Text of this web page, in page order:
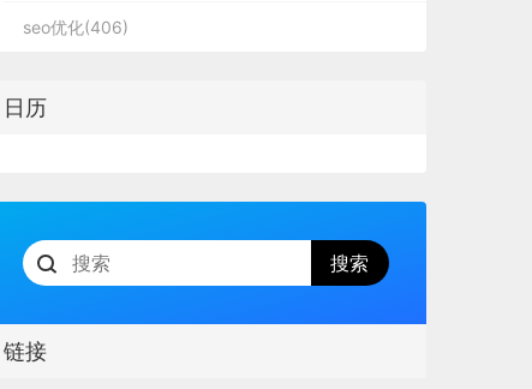
seo优化(406)
日历
链接